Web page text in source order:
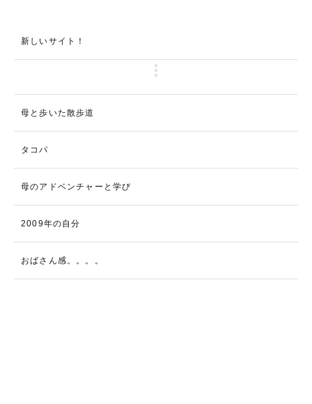
新しいサイト！
母と歩いた散歩道
タコパ
母のアドベンチャーと学び
2009年の自分
おばさん感。。。。